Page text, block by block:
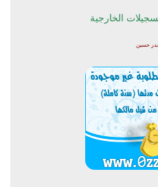
الخارجية
حسين